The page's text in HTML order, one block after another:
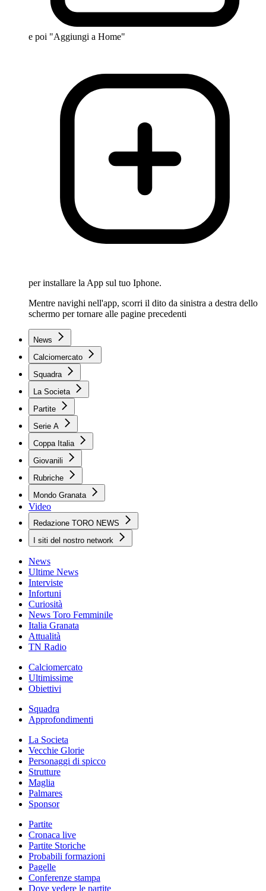
e poi "Aggiungi a Home"
per installare la App sul tuo Iphone.
Mentre navighi nell'app, scorri il dito da sinistra a destra dello
schermo per tornare alle pagine precedenti
News
Calciomercato
Squadra
La Societa
Partite
Serie A
Coppa Italia
Giovanili
Rubriche
Mondo Granata
Video
Redazione TORO NEWS
I siti del nostro network
News
Ultime News
Interviste
Infortuni
Curiosità
News Toro Femminile
Italia Granata
Attualità
TN Radio
Calciomercato
Ultimissime
Obiettivi
Squadra
Approfondimenti
La Societa
Vecchie Glorie
Personaggi di spicco
Strutture
Maglia
Palmares
Sponsor
Partite
Cronaca live
Partite Storiche
Probabili formazioni
Pagelle
Conferenze stampa
Dove vedere le partite